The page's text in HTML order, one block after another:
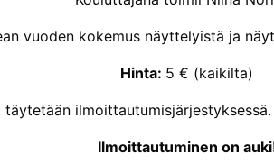
vuoden kokemus näyttelyistä ja
Hinta: 5 € (kaikilta)
täytetään
Ilmoittautuminen on